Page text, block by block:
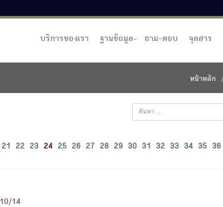
บริการของเรา ฐานข้อมูล ถาม-ตอบ จุลสาร
หน้าหลัก
21 22 23 24 25 26 27 28 29 30 31 32 33 34 35 36
14